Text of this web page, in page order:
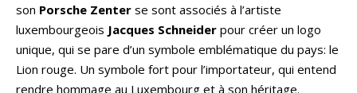
son Porsche Zenter se sont associés à l’artiste
luxembourgeois Jacques Schneider pour créer un logo
unique, qui se pare d’un symbole emblématique du pays: le
Lion rouge. Un symbole fort pour l’importateur, qui entend
rendre hommage au Luxembourg et à son héritage.